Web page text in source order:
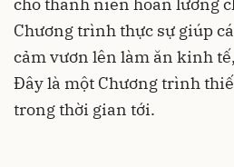
Chương trình thực sự giúp
cảm vươn lên làm ăn kinh
Đây là một Chương trình
trong thời gian tới.